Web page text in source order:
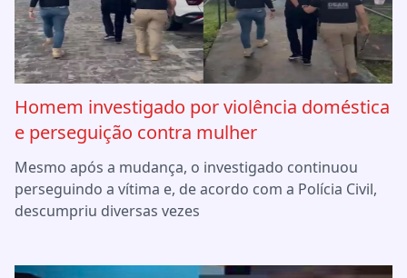
Homem investigado por violência doméstica
e perseguição contra mulher
Mesmo após a mudança, o investigado continuou
perseguindo a vítima e, de acordo com a Polícia Civil,
descumpriu diversas vezes